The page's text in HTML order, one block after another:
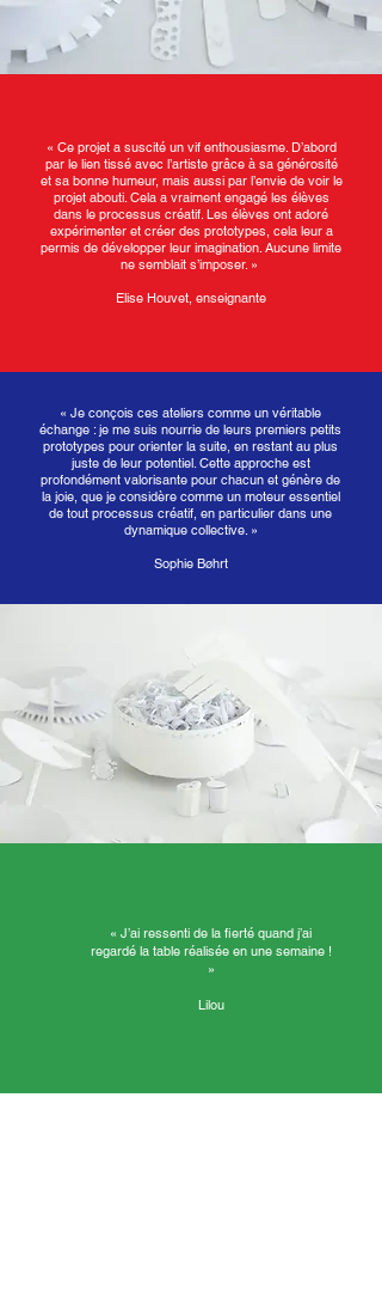
« Ce projet a suscité un vif enthousiasme. D’abord
par le lien tissé avec l’artiste grâce à sa générosité
et sa bonne humeur, mais aussi par l’envie de voir le
projet abouti. Cela a vraiment engagé les élèves
dans le processus créatif. Les élèves ont adoré
expérimenter et créer des prototypes, cela leur a
permis de développer leur imagination. Aucune limite
ne semblait s’imposer. »
Elise Houvet, enseignante
« Je conçois ces ateliers comme un véritable
échange : je me suis nourrie de leurs premiers petits
prototypes pour orienter la suite, en restant au plus
juste de leur potentiel. Cette approche est
profondément valorisante pour chacun et génère de
la joie, que je considère comme un moteur essentiel
de tout processus créatif, en particulier dans une
dynamique collective. »
Sophie Bøhrt
« J’ai ressenti de la fierté quand j’ai
regardé la table réalisée en une semaine !
»
Lilou